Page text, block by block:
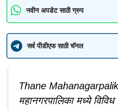
नवीन अपडेट साठी ग्रुप
सर्व पीडीएफ साठी चॅनल
Thane
महानगरपालिका मध्ये